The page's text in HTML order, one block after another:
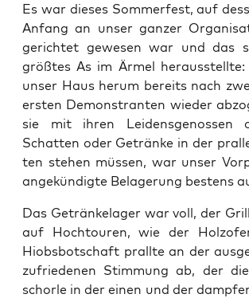
Es war die­ses Som­mer­fest, auf
Anfang an unser gan­zer
gerich­tet gewe­sen war und das
größ­tes As im Ärmel
unser Haus her­um bereits nach
ers­ten Demons­tran­ten wie­der
sie mit ihren Lei­dens­ge­nos­sen
Schat­ten oder Geträn­ke in der
ten ste­hen müs­sen, war unser
ange­kün­dig­te Bela­ge­rung bes­tens
Das Geträn­ke­la­ger war voll, der
auf Hoch­tou­ren, wie der
Hiobs­bot­schaft prall­te an der
zufrie­de­nen Stim­mung ab, der
schor­le in der einen und der